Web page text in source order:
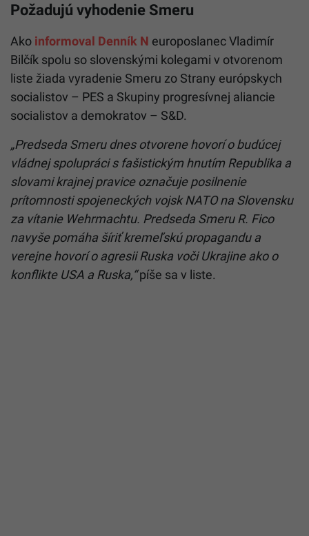
Požadujú vyhodenie Smeru
Ako informoval Denník N europoslanec Vladimír
Bilčík spolu so slovenskými kolegami v otvorenom
liste žiada vyradenie Smeru zo Strany európskych
socialistov – PES a Skupiny progresívnej aliancie
socialistov a demokratov – S&D.
„Predseda Smeru dnes otvorene hovorí o budúcej
vládnej spolupráci s fašistickým hnutím Republika a
slovami krajnej pravice označuje posilnenie
prítomnosti spojeneckých vojsk NATO na Slovensku
za vítanie Wehrmachtu. Predseda Smeru R. Fico
navyše pomáha šíriť kremeľskú propagandu a
verejne hovorí o agresii Ruska voči Ukrajine ako o
konflikte USA a Ruska,“píše sa v liste.